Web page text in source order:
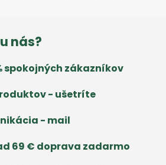
nás?
spokojných zákazníkov
- ušetríte
- mail
69 € doprava zadarmo